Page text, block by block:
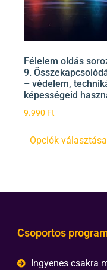
Félelem oldás
9.
– védelem,
képességeid
9.990 Ft
Opciók választása
Csoportos
Ingyenes csakra